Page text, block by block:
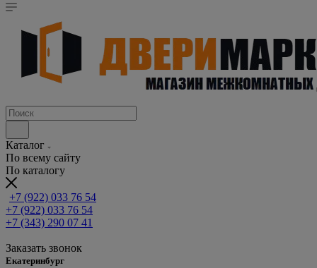
Каталог
По всему сайту
По каталогу
+7 (922) 033 76 54
+7 (922) 033 76 54
+7 (343) 290 07 41
Заказать звонок
Екатеринбург